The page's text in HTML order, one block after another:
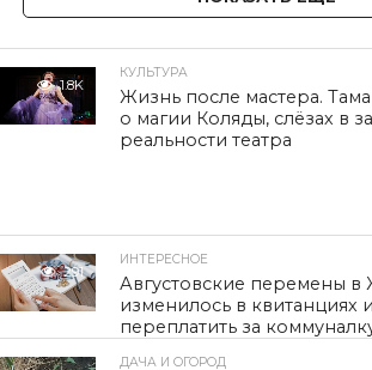
1.8K
КУЛЬТУРА
Жизнь после мастера.
о магии Коляды, слёзах в
реальности театра
291
ИНТЕРЕСНОЕ
Августовские перемены в
изменилось в квитанциях
переплатить за
ДАЧА И ОГОРОД